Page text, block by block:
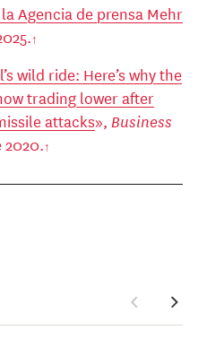
Agencia de prensa Mehr
wild ride: Here’s why the
trading lower after
attacks», Business
2020.